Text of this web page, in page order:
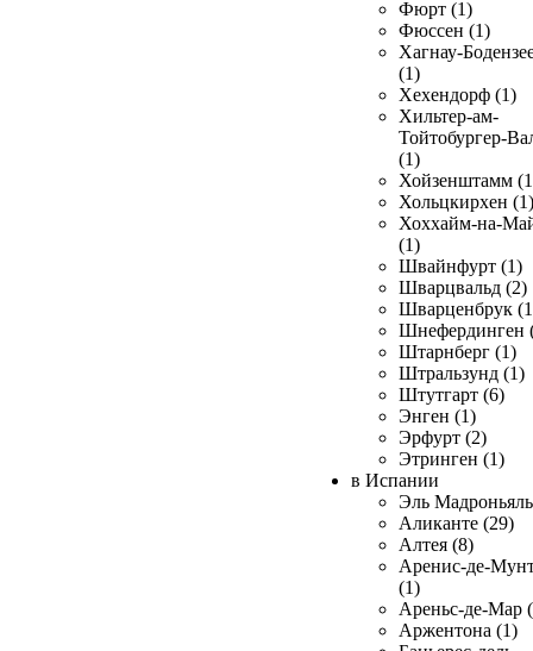
Фюрт (1)
Фюссен (1)
Хагнау-
(1)
Хехендорф (1)
Хильтер-ам-
Тойтобургер-
(1)
Хойзенштамм
Хольцкирхен (1)
Хоххайм-на-
(1)
Швайнфурт (1)
Шварцвальд (2)
Шварценбрук
Шнефердинген
Штарнберг (1)
Штральзунд (1)
Штутгарт (6)
Энген (1)
Эрфурт (2)
Этринген (1)
в Испании
Эль
Аликанте (29)
Алтея (8)
Аренис-де-
(1)
Ареньс-де-Мар
Аржентона (1)